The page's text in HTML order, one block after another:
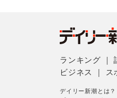
ランキング ｜
ビジネス
ス
デイリー新潮とは？